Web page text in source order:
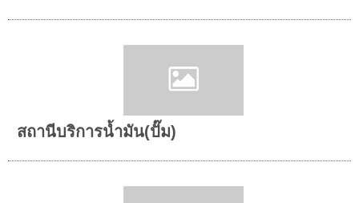
สถานีบริการน้ำมัน(ปั๊ม)